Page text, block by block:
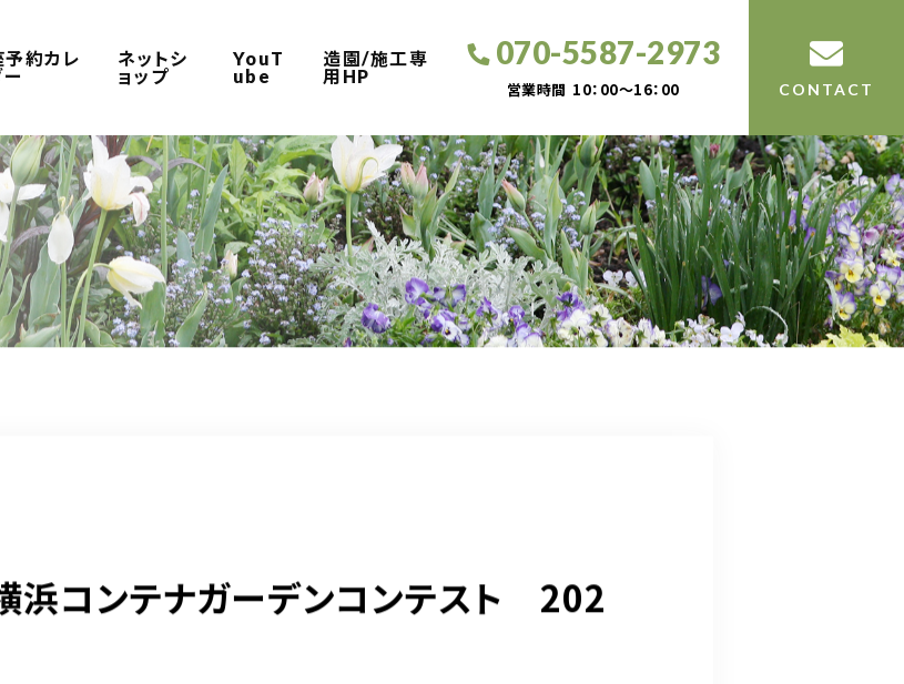
予約カレ
ネットシ
ョップ
YouT
ube
造園/施工専
用HP
070-5587-2973
営業時間 10：00～16：00 CONTACT
浜コンテナガーデンコンテスト 202